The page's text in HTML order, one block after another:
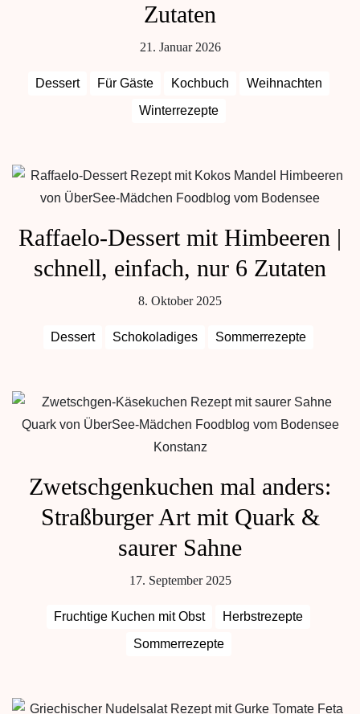
Zutaten
21. Januar 2026
Dessert Für Gäste Kochbuch
Weihnachten
Winterrezepte
Raffaelo-Dessert mit Himbeeren |
schnell, einfach, nur 6 Zutaten
8. Oktober 2025
Dessert Schokoladiges Sommerrezepte
Zwetschgenkuchen mal anders:
Straßburger Art mit Quark &
saurer Sahne
17. September 2025
Fruchtige Kuchen mit Obst
Herbstrezepte
Sommerrezepte